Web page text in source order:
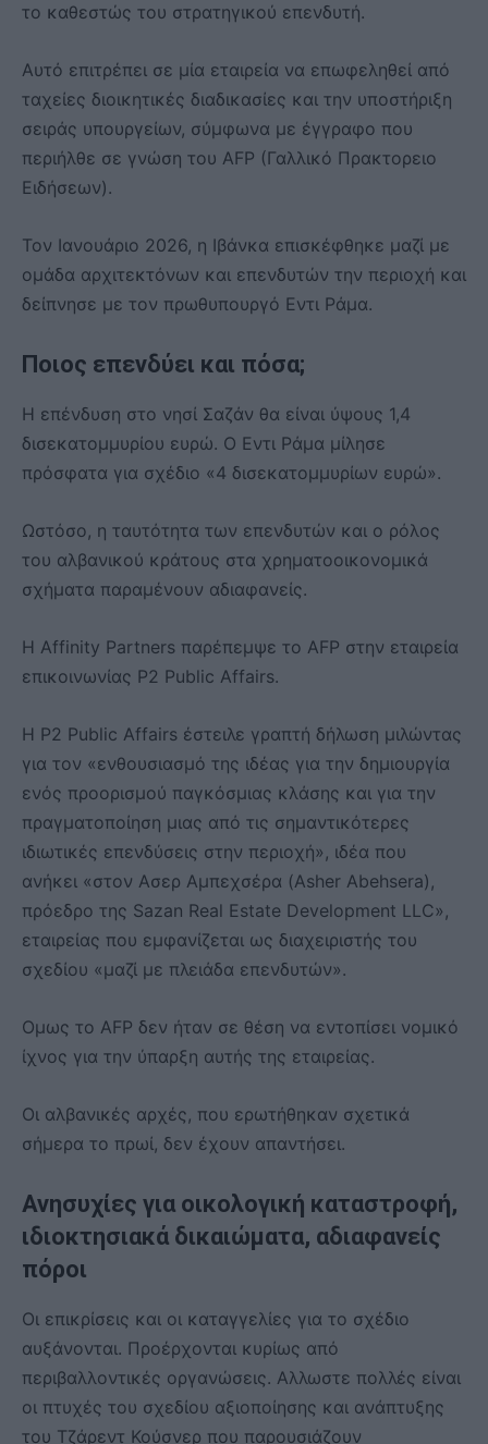
το καθεστώς του στρατηγικού επενδυτή.
Αυτό επιτρέπει σε μία εταιρεία να επωφεληθεί από
ταχείες διοικητικές διαδικασίες και την υποστήριξη
σειράς υπουργείων, σύμφωνα με έγγραφο που
περιήλθε σε γνώση του AFP (Γαλλικό Πρακτορειο
Ειδήσεων).
Τον Ιανουάριο 2026, η Ιβάνκα επισκέφθηκε μαζί με
ομάδα αρχιτεκτόνων και επενδυτών την περιοχή και
δείπνησε με τον πρωθυπουργό Εντι Ράμα.
Ποιος επενδύει και πόσα;
Η επένδυση στο νησί Σαζάν θα είναι ύψους 1,4
δισεκατομμυρίου ευρώ. Ο Εντι Ράμα μίλησε
πρόσφατα για σχέδιο «4 δισεκατομμυρίων ευρώ».
Ωστόσο, η ταυτότητα των επενδυτών και ο ρόλος
του αλβανικού κράτους στα χρηματοοικονομικά
σχήματα παραμένουν αδιαφανείς.
Η Affinity Partners παρέπεμψε το AFP στην εταιρεία
επικοινωνίας P2 Public Affairs.
Η P2 Public Affairs έστειλε γραπτή δήλωση μιλώντας
για τον «ενθουσιασμό της ιδέας για την δημιουργία
ενός προορισμού παγκόσμιας κλάσης και για την
πραγματοποίηση μιας από τις σημαντικότερες
ιδιωτικές επενδύσεις στην περιοχή», ιδέα που
ανήκει «στον Ασερ Αμπεχσέρα (Asher Abehsera),
πρόεδρο της Sazan Real Estate Development LLC»,
εταιρείας που εμφανίζεται ως διαχειριστής του
σχεδίου «μαζί με πλειάδα επενδυτών».
Ομως το AFP δεν ήταν σε θέση να εντοπίσει νομικό
ίχνος για την ύπαρξη αυτής της εταιρείας.
Οι αλβανικές αρχές, που ερωτήθηκαν σχετικά
σήμερα το πρωί, δεν έχουν απαντήσει.
Ανησυχίες για οικολογική καταστροφή,
ιδιοκτησιακά δικαιώματα, αδιαφανείς
πόροι
Οι επικρίσεις και οι καταγγελίες για το σχέδιο
αυξάνονται. Προέρχονται κυρίως από
περιβαλλοντικές οργανώσεις. Αλλωστε πολλές είναι
οι πτυχές του σχεδίου αξιοποίησης και ανάπτυξης
του Τζάρεντ Κούσνερ που παρουσιάζουν